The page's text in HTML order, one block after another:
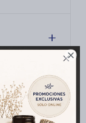
